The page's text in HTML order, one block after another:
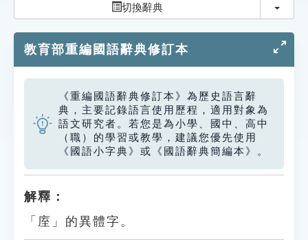
貓頭鷹博士
切換辭典 切換
教育部重編國語辭典修訂本
《重編國語辭典修訂本》為歷史語言辭
典，主要記錄語言使用歷程，適用對象為
語文研究者。若您是為小學、國中、高中
（職）的學習或教學，建議您優先使用
《國語小字典》或《國語辭典簡編本》。
解釋：
「庢」的異體字。